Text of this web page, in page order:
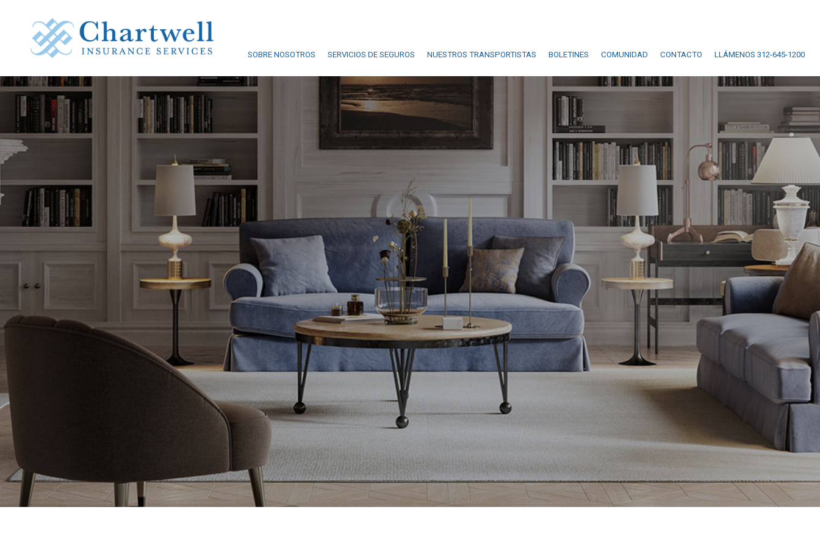
SOBRE NOSOTROS SERVICIOS DE SEGUROS NUESTROS TRANSPORTISTAS BOLETINES COMUNIDAD CONTACTO LLÁMENOS 312-645-1200